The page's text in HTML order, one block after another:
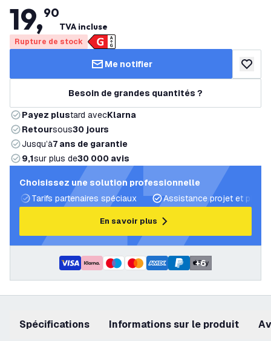
19,90
TVA incluse
Rupture de stock
Me notifier
Besoin de grandes quantités ?
Payez plustard avecKlarna
Retoursous30 jours
Jusqu’à7 ans de garantie
9,1sur plus de30 000 avis
Choisissez une solution professionnelle
Tarifs partenaires spéciaux
Assistance projet et plans
En savoir plus
+6
Spécifications Informations sur le produit